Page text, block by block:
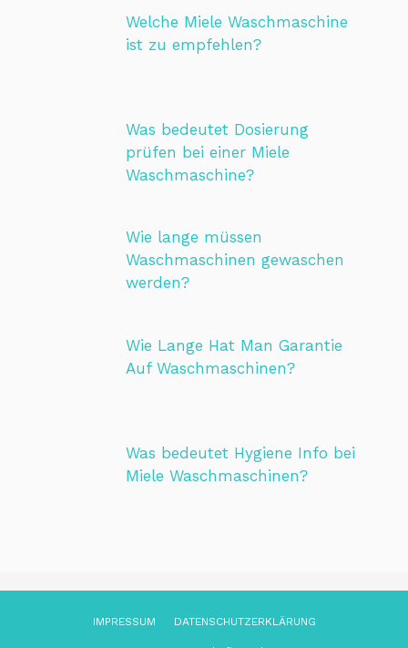
Welche Miele Waschmaschine
ist zu empfehlen?
Was bedeutet Dosierung
prüfen bei einer Miele
Waschmaschine?
Wie lange müssen
Waschmaschinen gewaschen
werden?
Wie Lange Hat Man Garantie
Auf Waschmaschinen?
Was bedeutet Hygiene Info bei
Miele Waschmaschinen?
IMPRESSUM DATENSCHUTZ­ERKLÄRUNG